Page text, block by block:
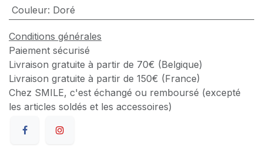
Couleur: Doré
Conditions générales
Paiement sécurisé
Livraison gratuite à partir de 70€ (Belgique)
Livraison gratuite à partir de 150€ (France)
Chez SMILE, c'est échangé ou remboursé (excepté
les articles soldés et les accessoires)